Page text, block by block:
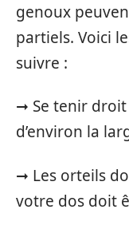
genoux
partiels. Voici
suivre :
➞ Se tenir droit
d’environ la
➞ Les orteils
votre dos doit